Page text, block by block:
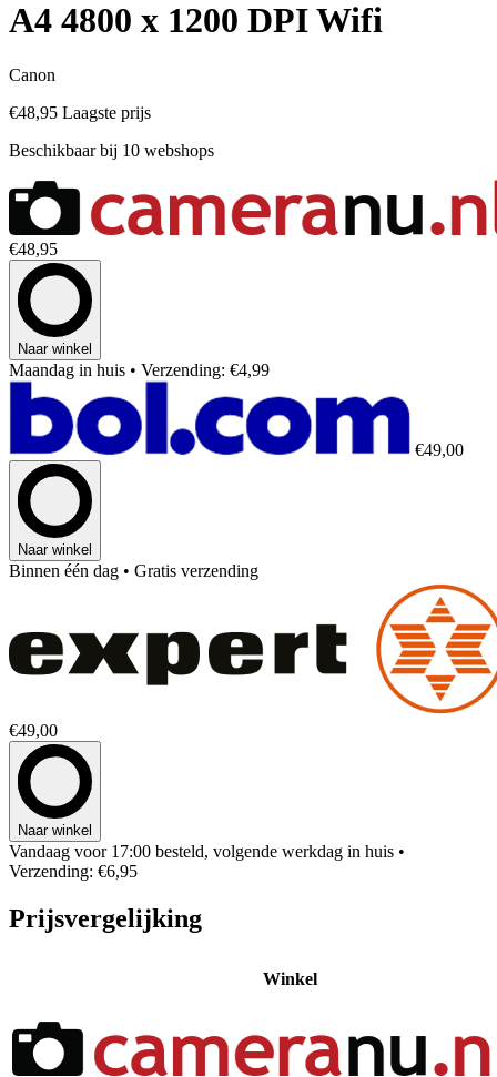
A4 4800 x 1200 DPI Wifi
Canon
€48,95 Laagste prijs
Beschikbaar bij 10 webshops
€48,95
Naar winkel
Maandag in huis • Verzending: €4,99
€49,00
Naar winkel
Binnen één dag • Gratis verzending
€49,00
Naar winkel
Vandaag voor 17:00 besteld, volgende werkdag in huis •
Verzending: €6,95
Prijsvergelijking
Winkel